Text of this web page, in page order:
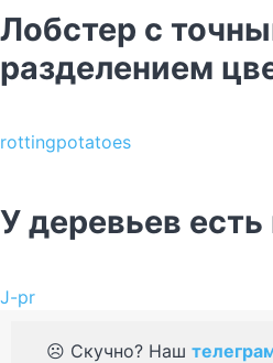
Лобстер с
разделением
rottingpotatoes
У деревьев есть
J-pr
☹️ Скучно? Наш